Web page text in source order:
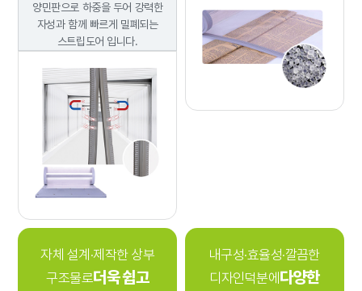
양민판으로 하중을 두어 강력한
자성과 함께 빠르게 밀폐되는
스트립도어 입니다.
자체 설계·제작한 상부
구조물로더욱 쉽고
내구성·효율성·깔끔한
디자인덕분에 다양한